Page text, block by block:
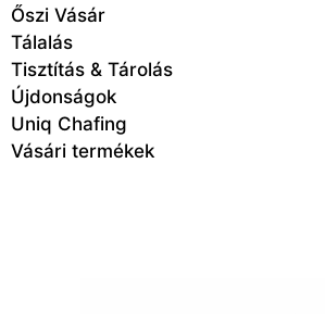
Őszi Vásár
Tálalás
Tisztítás & Tárolás
Újdonságok
Uniq Chafing
Vásári termékek